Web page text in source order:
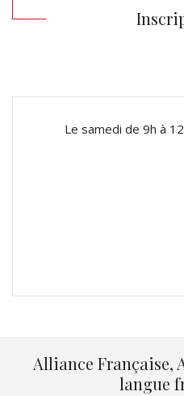
Le samedi de 9h à
Alliance Française,
langue